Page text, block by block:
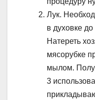
Лук.
в духовке до
Натереть
мясорубке
мылом.
3